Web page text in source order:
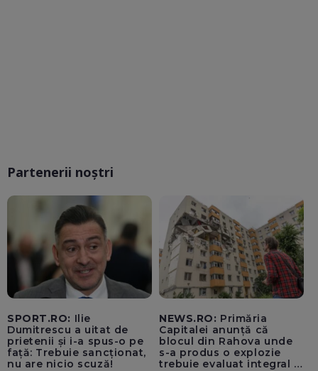
Partenerii noștri
SPORT.RO: Ilie
Dumitrescu a uitat de
prietenii și i-a spus-o pe
față: Trebuie sancționat,
nu are nicio scuză!
NEWS.RO: Primăria
Capitalei anunță că
blocul din Rahova unde
s-a produs o explozie
trebuie evaluat integral și